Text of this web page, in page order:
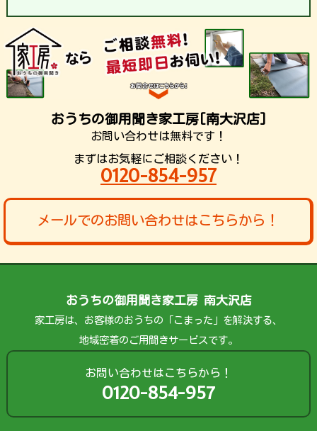
おうちの御用聞き家工房[南大沢店]
お問い合わせは無料です！
まずはお気軽にご相談ください！
0120-854-957
メールでのお問い合わせはこちらから！
おうちの御用聞き家工房 南大沢店
家工房は、お客様のおうちの「こまった」を解決する、
地域密着のご用聞きサービスです。
お問い合わせはこちらから！
0120-854-957